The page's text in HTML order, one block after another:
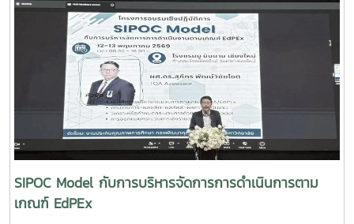
PLU”สมาชิกทีม• นายอนุพงศ์ เขื่อนแก้วนักศึกษาปริญญาโท
คณะวิศวกรรมและอุตสาหกรรมเกษตร• นายอาทิตย์ ด่านกระโท
กนักศึกษาปริญญาโท คณะวิศวกรรมและอุตสาหกรรมเกษตร•
นายตันติกร กันนานักศึกษาปริญญาตรี คณะบริหารธุรกิจ•
Nirmala Bhuvana Chandra Ramisettyนักศึกษาปริญญาโท
วิทยาลัยนานาชาติอาจารย์ที่ปรึกษารองศาสตราจารย์ ดร.จตุรภัทร
วาฤทธิ์คณะวิศวกรรมและอุตสาหกรรมเกษตรการแข่งขัน Startup
Thailand League 2026 เป็นเวทีสำคัญในการส่งเสริมศักยภาพ
นักศึกษาด้านนวัตกรรมและการเป็นผู้ประกอบการรุ่นใหม่ โดยเปิด
โอกาสให้นักศึกษาได้นำเสนอแนวคิดธุรกิจและผลงานนวัตกรรมสู่
การพัฒนาเชิงพาณิชย์ในระดับประเทศทั้งนี้ ทีม Coff Brew ได้รับ
SIPOC Model กับการบริหารจัดการการดำเนินการตาม
เกณฑ์ EdPEx